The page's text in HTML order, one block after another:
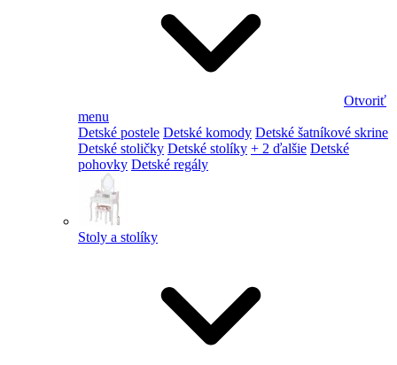
Otvoriť
menu
Detské postele Detské komody Detské šatníkové skrine
Detské stoličky Detské stolíky + 2 ďalšie Detské
pohovky Detské regály
Stoly a stolíky